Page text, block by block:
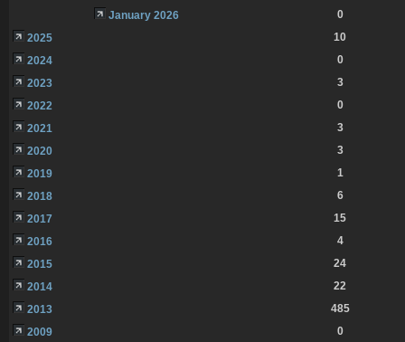
January 2026
0
2025
10
2024
0
2023
3
2022
0
2021
3
2020
3
2019
1
2018
6
2017
15
2016
4
2015
24
2014
22
2013
485
2009
0